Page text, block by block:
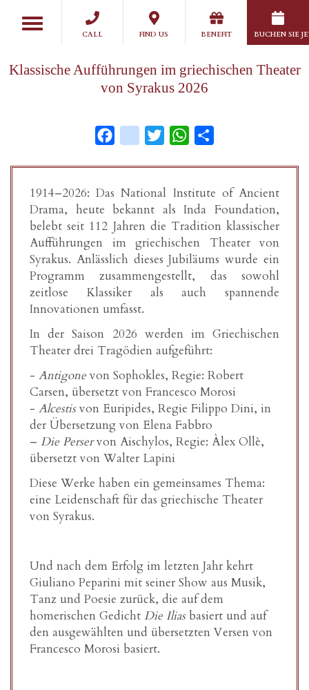
Toggle
navigation
CALL FIND US BENEFIT BUCHEN SIE
Klassische Aufführungen im griechischen Theater
von Syrakus 2026
FacebookinstagramTwitterWhatsApp
1914–2026: Das National Institute of Ancient
Drama, heute bekannt als Inda Foundation,
belebt seit 112 Jahren die Tradition klassischer
Aufführungen im griechischen Theater von
Syrakus. Anlässlich dieses Jubiläums wurde ein
Programm zusammengestellt, das sowohl
zeitlose Klassiker als auch spannende
Innovationen umfasst.
In der Saison 2026 werden im Griechischen
Theater drei Tragödien aufgeführt:
- Antigone von Sophokles, Regie: Robert
Carsen, übersetzt von Francesco Morosi
- Alcestisvon Euripides, Regie Filippo Dini, in
der Übersetzung von Elena Fabbro
– Die Perservon Aischylos, Regie: Àlex Ollè,
übersetzt von Walter Lapini
Diese Werke haben ein gemeinsames Thema:
eine Leidenschaft für das griechische Theater
von Syrakus.
Und nach dem Erfolg im letzten Jahr kehrt
Giuliano Peparini mit seiner Show aus Musik,
Tanz und Poesie zurück, die auf dem
homerischen Gedicht Die Iliasbasiert und auf
den ausgewählten und übersetzten Versen von
Francesco Morosi basiert.